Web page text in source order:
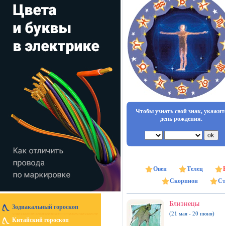
Зодиакальный гороскоп
Китайский гороскоп
Чтобы узнать свой знак,
день рождения.
Овен Телец
Скорпион
Близнецы
(21 мая - 20 июня)